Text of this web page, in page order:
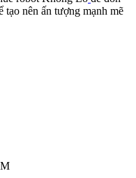
tạo nên ấn tượng mạnh mẽ